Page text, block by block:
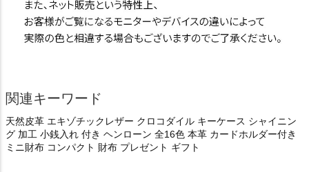
関連キーワード
天然皮革 エキゾチックレザー クロコダイル キーケース シャイニン
グ 加工 小銭入れ 付き ヘンローン 全16色 本革 カードホルダー付き
ミニ財布 コンパクト 財布 プレゼント ギフト